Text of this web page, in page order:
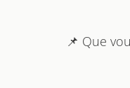
📌 Que